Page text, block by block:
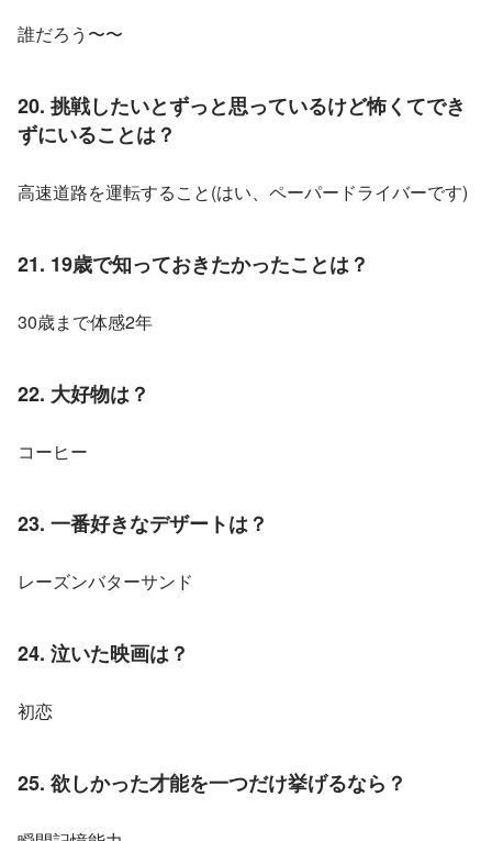
誰だろう〜〜
20. 挑戦したいとずっと思っているけど怖くてでき
ずにいることは？
高速道路を運転すること(はい、ペーパードライバーです)
21. 19歳で知っておきたかったことは？
30歳まで体感2年
22. 大好物は？
コーヒー
23. 一番好きなデザートは？
レーズンバターサンド
24. 泣いた映画は？
初恋
25. 欲しかった才能を一つだけ挙げるなら？